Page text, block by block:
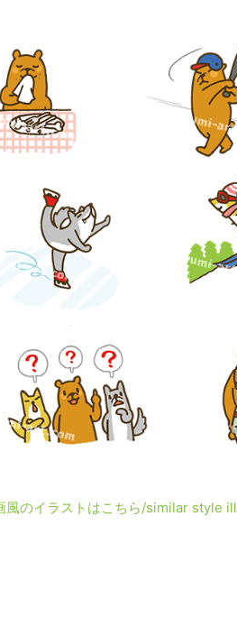
風のイラストはこちら/similar style